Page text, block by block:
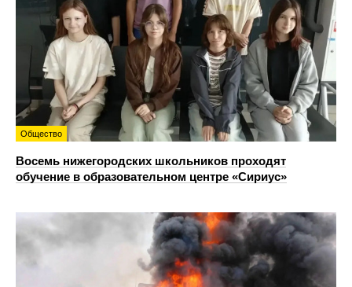
Общество
Восемь нижегородских школьников проходят
обучение в образовательном центре «Сириус»